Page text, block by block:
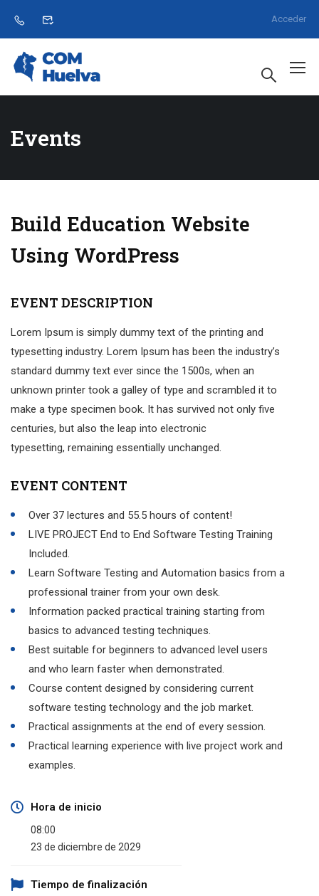
Acceder
Events
Build Education Website
Using WordPress
1232
Days
6
Hrs
EVENT DESCRIPTION
Lorem Ipsum is simply dummy text of the printing and
typesetting industry. Lorem Ipsum has been the industry’s
standard dummy text ever since the 1500s, when an
unknown printer took a galley of type and scrambled it to
make a type specimen book. It has survived not only five
centuries, but also the leap into electronic
typesetting, remaining essentially unchanged.
EVENT CONTENT
Over 37 lectures and 55.5 hours of content!
LIVE PROJECT End to End Software Testing Training
Included.
Learn Software Testing and Automation basics from a
professional trainer from your own desk.
Information packed practical training starting from
basics to advanced testing techniques.
Best suitable for beginners to advanced level users
and who learn faster when demonstrated.
Course content designed by considering current
software testing technology and the job market.
Practical assignments at the end of every session.
Practical learning experience with live project work and
examples.
Hora de inicio
08:00
23 de diciembre de 2029
Tiempo de finalización